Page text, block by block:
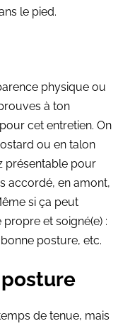
le pied.
physique ou
à ton
cet entretien. On
ou en talon
présentable pour
accordé, en amont,
si ça peut
et soigné(e) :
posture, etc.
de tenue, mais